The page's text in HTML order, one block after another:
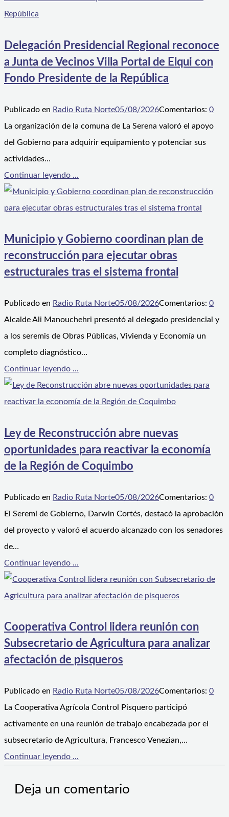
Delegación Presidencial Regional reconoce
a Junta de Vecinos Villa Portal de Elqui con
Fondo Presidente de la República
Publicado en Radio Ruta Norte05/08/2026Comentarios: 0
La organización de la comuna de La Serena valoró el apoyo
del Gobierno para adquirir equipamiento y potenciar sus
actividades…
Continuar leyendo ...
Municipio y Gobierno coordinan plan de
reconstrucción para ejecutar obras
estructurales tras el sistema frontal
Publicado en Radio Ruta Norte05/08/2026Comentarios: 0
Alcalde Ali Manouchehri presentó al delegado presidencial y
a los seremis de Obras Públicas, Vivienda y Economía un
completo diagnóstico…
Continuar leyendo ...
Ley de Reconstrucción abre nuevas
oportunidades para reactivar la economía
de la Región de Coquimbo
Publicado en Radio Ruta Norte05/08/2026Comentarios: 0
El Seremi de Gobierno, Darwin Cortés, destacó la aprobación
del proyecto y valoró el acuerdo alcanzado con los senadores
de…
Continuar leyendo ...
Cooperativa Control lidera reunión con
Subsecretario de Agricultura para analizar
afectación de pisqueros
Publicado en Radio Ruta Norte05/08/2026Comentarios: 0
La Cooperativa Agrícola Control Pisquero participó
activamente en una reunión de trabajo encabezada por el
subsecretario de Agricultura, Francesco Venezian,…
Continuar leyendo ...
Deja un comentario